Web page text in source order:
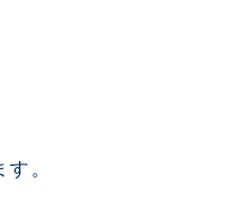
。